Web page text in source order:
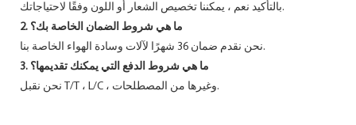
بالتأكيد نعم ، يمكننا تخصيص الشعار أو اللون وفقًا لاحتياجاتك.
2. ما هي شروط الضمان الخاصة بك؟
نحن نقدم ضمان 36 شهرًا لآلات وسادة الهواء الخاصة بنا.
3. ما هي شروط الدفع التي يمكنك تقديمها؟
نحن نقبل T/T ، L/C ، وغيرها من المصطلحات.